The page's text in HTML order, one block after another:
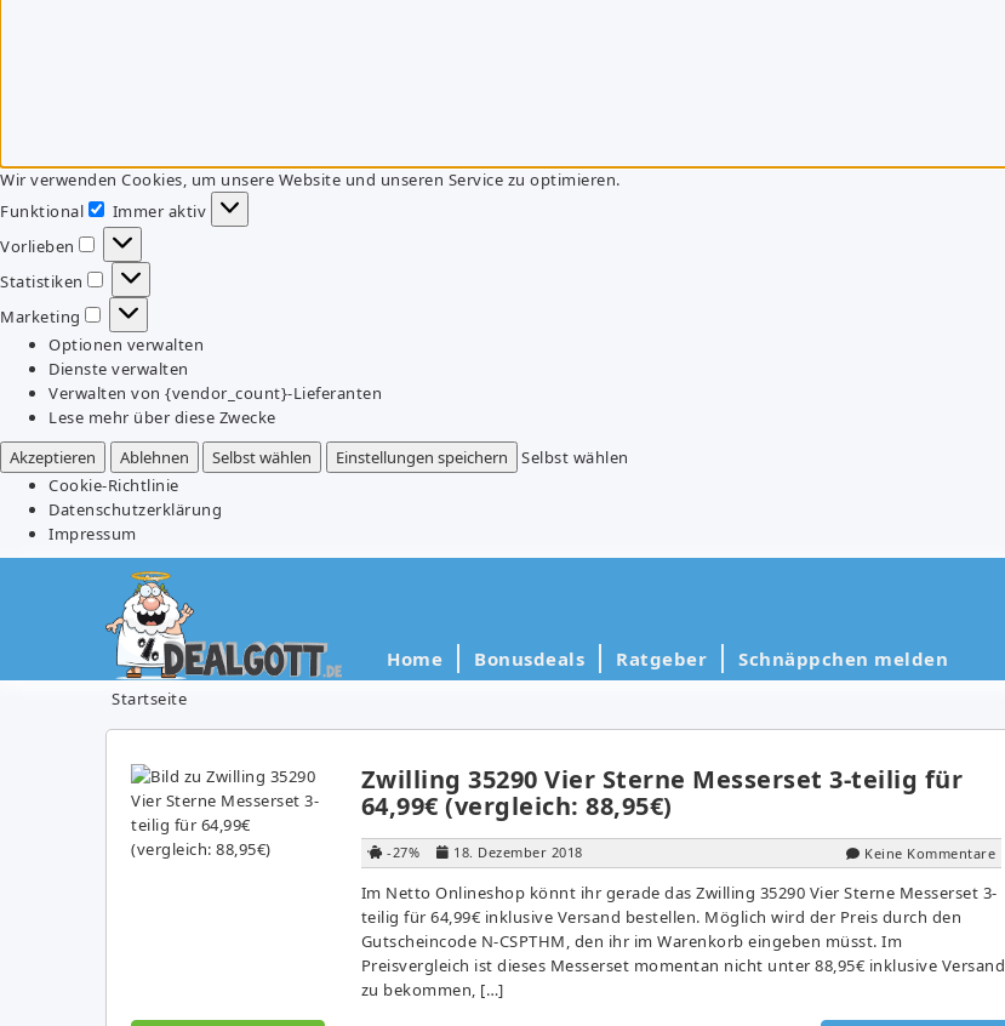
Wir verwenden Cookies, um unsere Website und unseren Service zu optimieren.
Funktional
Funktional
Immer aktiv
Vorlieben
Vorlieben
Statistiken
Statistiken
Marketing
Marketing
Optionen verwalten
Dienste verwalten
Verwalten von {vendor_count}-Lieferanten
Lese mehr über diese Zwecke
Akzeptieren
Ablehnen Selbst wählen Einstellungen speichern
Selbst wählen
Cookie-Richtlinie
Datenschutzerklärung
Impressum
Home Bonusdeals Ratgeber Schnäppchen melden
Startseite
Zwilling 35290 Vier Sterne Messerset 3-teilig für
64,99€ (vergleich: 88,95€)
-27% 18. Dezember 2018 Keine Kommentare
Im Netto Onlineshop könnt ihr gerade das Zwilling 35290 Vier Sterne Messerset 3-
teilig für 64,99€ inklusive Versand bestellen. Möglich wird der Preis durch den
Gutscheincode N-CSPTHM, den ihr im Warenkorb eingeben müsst. Im
Preisvergleich ist dieses Messerset momentan nicht unter 88,95€ inklusive Versand
zu bekommen, […]